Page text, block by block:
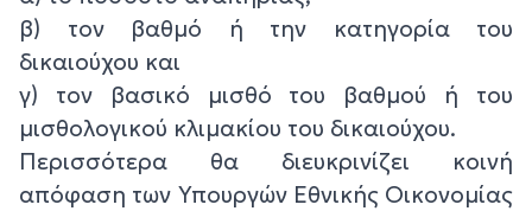
β) τον βαθμό ή την κατηγορία του
δικαιούχου και
γ) τον βασικό μισθό του βαθμού ή του
μισθολογικού κλιμακίου του δικαιούχου.
Περισσότερα θα διευκρινίζει κοινή
απόφαση των Υπουργών Εθνικής Οικονομίας